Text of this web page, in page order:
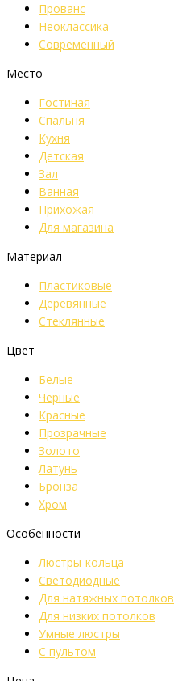
Прованс
Неоклассика
Современный
Место
Гостиная
Спальня
Кухня
Детская
Зал
Ванная
Прихожая
Для магазина
Материал
Пластиковые
Деревянные
Стеклянные
Цвет
Белые
Черные
Красные
Прозрачные
Золото
Латунь
Бронза
Хром
Особенности
Люстры-кольца
Светодиодные
Для натяжных потолков
Для низких потолков
Умные люстры
С пультом